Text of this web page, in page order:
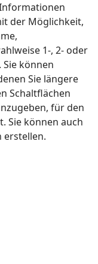
der Möglichkeit,
1-, 2- oder
können
Sie längere
Schaltflächen
für den
Sie können auch
erstellen.